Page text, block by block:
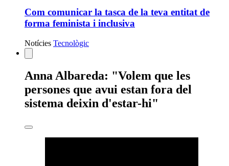
Com comunicar la tasca de la teva entitat de
forma feminista i inclusiva
Notícies Tecnològic
Estàs
veient:
Anna Albareda: "Volem que les
persones que avui estan fora del
sistema deixin d'estar-hi"